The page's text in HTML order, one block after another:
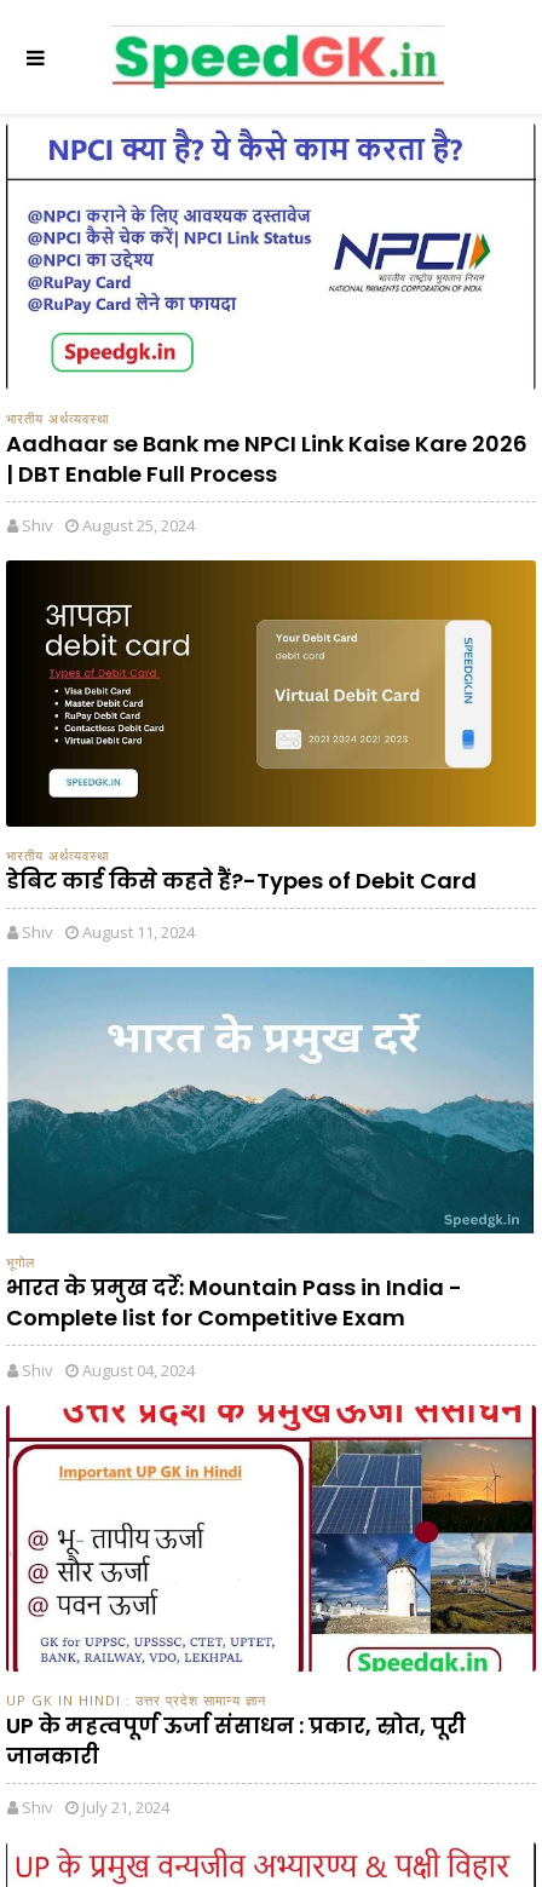
भारतीय अर्थव्यवस्था
Aadhaar se Bank me NPCI Link Kaise Kare 2026
| DBT Enable Full Process
Shiv August 25, 2024
भारतीय अर्थव्यवस्था
डेबिट कार्ड किसे कहते हैं?-Types of Debit Card
Shiv August 11, 2024
भूगोल
भारत के प्रमुख दर्रे: Mountain Pass in India -
Complete list for Competitive Exam
Shiv August 04, 2024
UP GK IN HINDI : उत्तर प्रदेश सामान्य ज्ञान
UP के महत्वपूर्ण ऊर्जा संसाधन : प्रकार, स्रोत, पूरी
जानकारी
Shiv July 21, 2024